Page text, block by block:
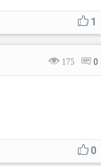
1
175 0
0